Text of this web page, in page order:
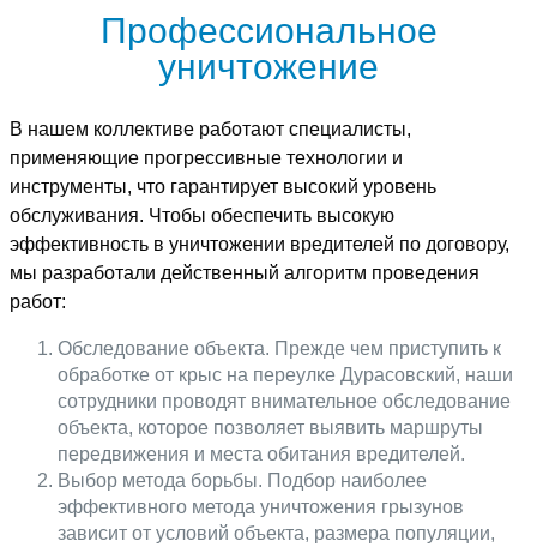
Профессиональное
уничтожение
В нашем коллективе работают специалисты,
применяющие прогрессивные технологии и
инструменты, что гарантирует высокий уровень
обслуживания. Чтобы обеспечить высокую
эффективность в уничтожении вредителей по договору,
мы разработали действенный алгоритм проведения
работ:
Обследование объекта. Прежде чем приступить к
обработке от крыс на переулке Дурасовский, наши
сотрудники проводят внимательное обследование
объекта, которое позволяет выявить маршруты
передвижения и места обитания вредителей.
Выбор метода борьбы. Подбор наиболее
эффективного метода уничтожения грызунов
зависит от условий объекта, размера популяции,